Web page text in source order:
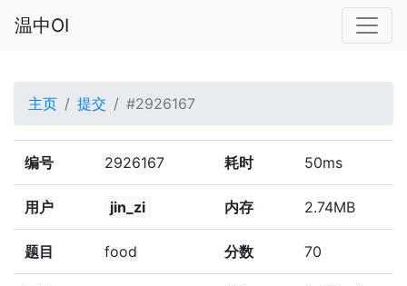
温中OI
主页 提交 #2926167
编号 2926167 耗时 50ms
用户 jin_zi 内存 2.74MB
题目 food 分数 70